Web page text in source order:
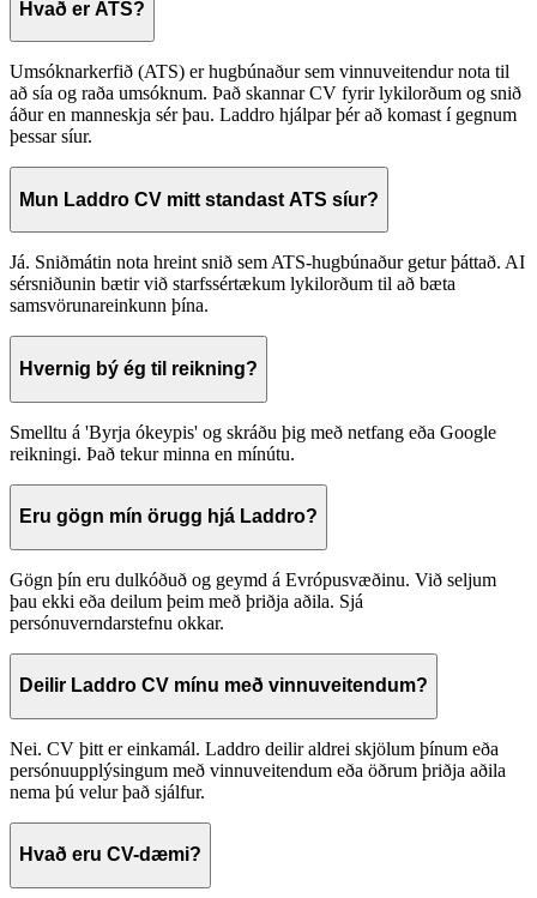
Hvað er ATS?
Umsóknarkerfið (ATS) er hugbúnaður sem vinnuveitendur nota til
að sía og raða umsóknum. Það skannar CV fyrir lykilorðum og snið
áður en manneskja sér þau. Laddro hjálpar þér að komast í gegnum
þessar síur.
Mun Laddro CV mitt standast ATS síur?
Já. Sniðmátin nota hreint snið sem ATS-hugbúnaður getur þáttað. AI
sérsniðunin bætir við starfssértækum lykilorðum til að bæta
samsvörunareinkunn þína.
Hvernig bý ég til reikning?
Smelltu á 'Byrja ókeypis' og skráðu þig með netfang eða Google
reikningi. Það tekur minna en mínútu.
Eru gögn mín örugg hjá Laddro?
Gögn þín eru dulkóðuð og geymd á Evrópusvæðinu. Við seljum
þau ekki eða deilum þeim með þriðja aðila. Sjá
persónuverndarstefnu okkar.
Deilir Laddro CV mínu með vinnuveitendum?
Nei. CV þitt er einkamál. Laddro deilir aldrei skjölum þínum eða
persónuupplýsingum með vinnuveitendum eða öðrum þriðja aðila
nema þú velur það sjálfur.
Hvað eru CV-dæmi?